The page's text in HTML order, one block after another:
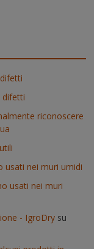
difetti
riconoscere
usati nei muri umidi
usati nei muri
- IgroDry su